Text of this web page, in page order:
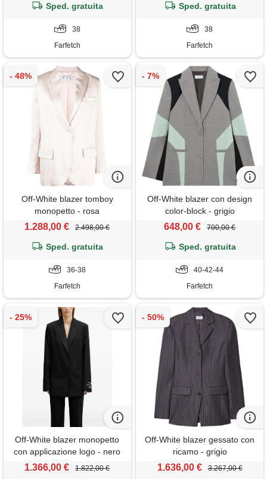
Sped. gratuita
38
Farfetch
Sped. gratuita
38
Farfetch
Off-White blazer tomboy
monopetto - rosa
1.288,00 € 2.498,00 €
Sped. gratuita
36-38
Farfetch
Off-White blazer con design
color-block - grigio
648,00 € 700,00 €
Sped. gratuita
40-42-44
Farfetch
Off-White blazer monopetto
con applicazione logo - nero
1.366,00 € 1.822,00 €
Off-White blazer gessato con
ricamo - grigio
1.636,00 € 3.267,00 €